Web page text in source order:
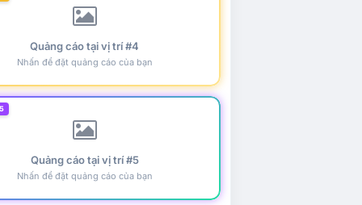
Quảng cáo tại vị trí #4
Nhấn để đặt quảng cáo của bạn
Quảng cáo tại vị trí #5
Nhấn để đặt quảng cáo của bạn